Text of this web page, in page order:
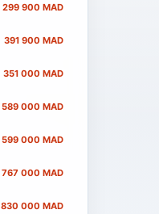
299 900 MAD
391 900 MAD
351 000 MAD
589 000 MAD
599 000 MAD
767 000 MAD
830 000 MAD